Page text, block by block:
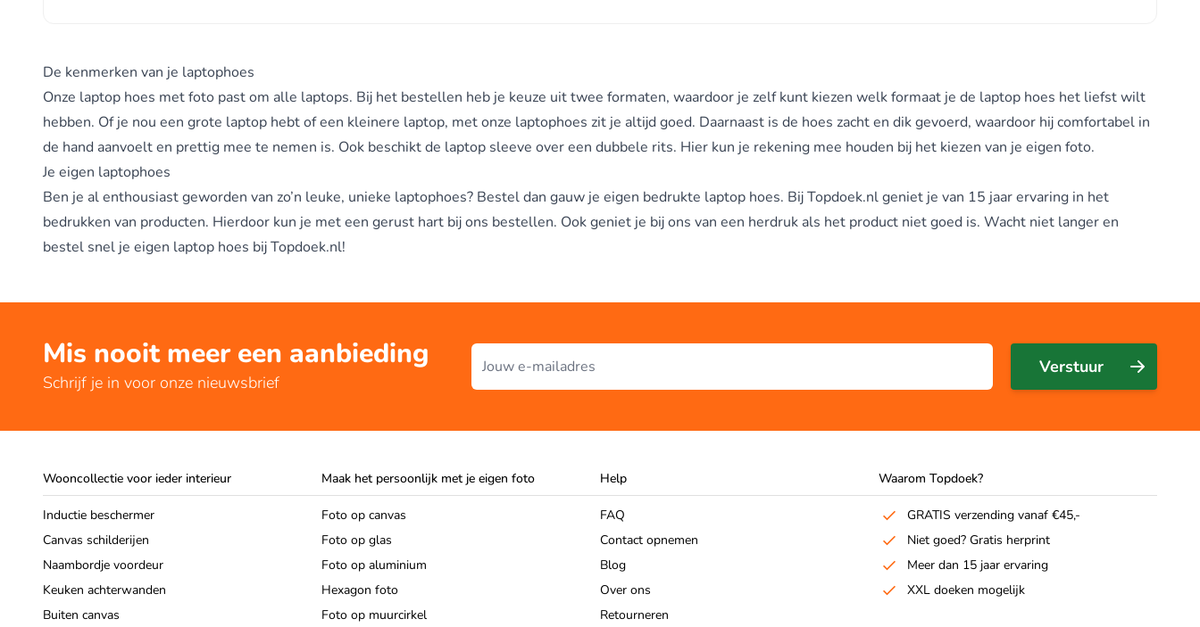
De kenmerken van je laptophoes
Onze laptop hoes met foto past om alle laptops. Bij het bestellen heb je keuze uit twee formaten, waardoor je zelf kunt kiezen welk formaat je de laptop hoes het liefst wilt
hebben. Of je nou een grote laptop hebt of een kleinere laptop, met onze laptophoes zit je altijd goed. Daarnaast is de hoes zacht en dik gevoerd, waardoor hij comfortabel in
de hand aanvoelt en prettig mee te nemen is. Ook beschikt de laptop sleeve over een dubbele rits. Hier kun je rekening mee houden bij het kiezen van je eigen foto.
Je eigen laptophoes
Ben je al enthousiast geworden van zo’n leuke, unieke laptophoes? Bestel dan gauw je eigen bedrukte laptop hoes. Bij Topdoek.nl geniet je van 15 jaar ervaring in het
bedrukken van producten. Hierdoor kun je met een gerust hart bij ons bestellen. Ook geniet je bij ons van een herdruk als het product niet goed is. Wacht niet langer en
bestel snel je eigen laptop hoes bij Topdoek.nl!
Mis nooit meer een aanbieding
Schrijf je in voor onze nieuwsbrief
E-mailadres
Verstuur
Wooncollectie voor ieder interieur
Inductie beschermer
Canvas schilderijen
Naambordje voordeur
Keuken achterwanden
Buiten canvas
Maak het persoonlijk met je eigen foto
Foto op canvas
Foto op glas
Foto op aluminium
Hexagon foto
Foto op muurcirkel
Help
FAQ
Contact opnemen
Blog
Over ons
Retourneren
Waarom Topdoek?
GRATIS verzending vanaf €45,-
Niet goed? Gratis herprint
Meer dan 15 jaar ervaring
XXL doeken mogelijk